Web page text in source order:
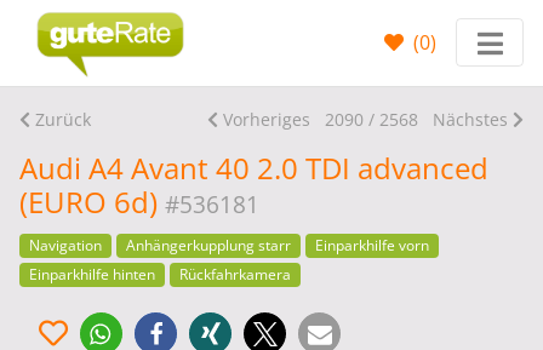
(0)
Zurück Vorheriges 2090 / 2568 Nächstes
Audi A4 Avant 40 2.0 TDI advanced
(EURO 6d) #536181
Navigation Anhängerkupplung starr
Einparkhilfe vorn
Einparkhilfe hinten
Rückfahrkamera